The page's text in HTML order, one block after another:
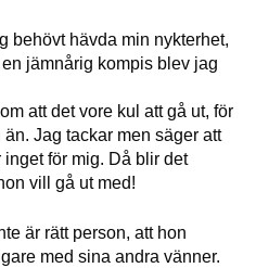
behövt hävda min nykterhet,
jämnårig kompis blev jag
att det vore kul att gå ut, för
Jag tackar men säger att
för mig. Då blir det
vill gå ut med!
är rätt person, att hon
med sina andra vänner.